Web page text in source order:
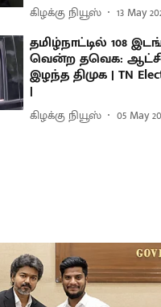
கிழக்கு நியூஸ் 13 May
தமிழ்நாட்டில் 108
வென்ற தவெக:
இழந்த திமுக | TN
|
கிழக்கு நியூஸ் 05 May